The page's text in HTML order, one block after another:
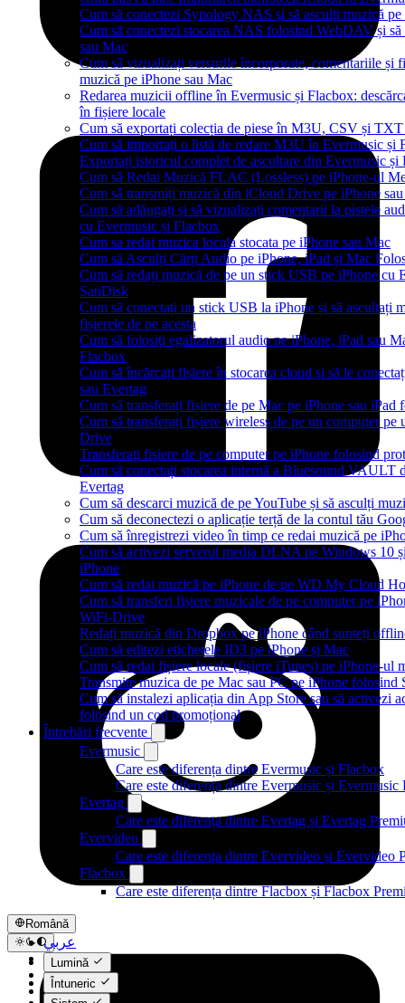
Cum să conectezi Synology NAS și să asculți muzică
Cum să conectezi stocarea NAS folosind WebDAV și
sau Mac
Cum să vizualizați versurile încorporate, comentariile și
muzică pe iPhone sau Mac
Redarea muzicii offline în Evermusic și Flacbox:
în fișiere locale
Cum să exportați colecția de piese în M3U, CSV și
Cum să importați o listă de redare M3U în Evermusic și
Exportați istoricul complet de ascultare din Evermusic și
Cum să Redai Muzică FLAC (Lossless) pe iPhone-ul
Cum să transmiți muzică din iCloud Drive pe iPhone
Cum să adăugați și să vizualizați comentarii la pistele
cu Evermusic și Flacbox
Cum sa redai muzica locala stocata pe iPhone sau Mac
Cum să Asculți Cărți Audio pe iPhone, iPad și Mac
Cum să redați muzică de pe un stick USB pe iPhone cu
SanDisk
Cum să conectați un stick USB la iPhone și să ascultați
fișierele de pe acesta
Cum să folosiți egalizatorul audio pe iPhone, iPad sau
Flacbox
Cum să încărcați fișiere în stocarea cloud și să le
sau Evertag
Cum să transferați fișiere de pe Mac pe iPhone sau iPad
Cum să transferați fișiere wireless de pe un computer
Drive
Transferați fișiere de pe computer pe iPhone folosind
Cum să conectați stocarea internă a Bluesound VAULT
Evertag
Cum să descarci muzică de pe YouTube și să asculți
Cum să deconectezi o aplicație terță de la contul tău
Cum să înregistrezi video în timp ce redai muzică pe
Cum să activezi serverul media DLNA pe Windows 10
iPhone
Cum să redai muzică pe iPhone de pe WD My Cloud
Cum să transferi fișiere muzicale de pe computer pe
WiFi-Drive
Redați muzică din Dropbox pe iPhone când sunteți
Cum să editezi etichetele ID3 pe iPhone și Mac
Cum să redai fișiere locale (fișiere iTunes) pe iPhone-ul
Transmite muzica de pe Mac sau PC pe iPhone folosind
Cum să instalezi aplicația din App Store sau să activezi
folosind un cod promoțional
Întrebări frecvente
Evermusic
Care este diferența dintre Evermusic și Flacbox
Care este diferența dintre Evermusic și Evermusic
Evertag
Care este diferența dintre Evertag și Evertag
Evervideo
Care este diferența dintre Evervideo și Evervideo
Flacbox
Care este diferența dintre Flacbox și Flacbox
Română
عربي
Català
Čeština
Dansk
Lumină
Întuneric